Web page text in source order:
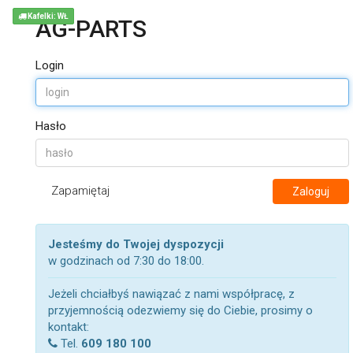
AG-PARTS
Login
Hasło
Zapamiętaj Zaloguj
Jesteśmy do Twojej dyspozycji
w godzinach od 7:30 do 18:00.
Jeżeli chciałbyś nawiązać z nami współpracę, z
przyjemnością odezwiemy się do Ciebie, prosimy o
kontakt:
Tel. 609 180 100
Kafelki: WŁ